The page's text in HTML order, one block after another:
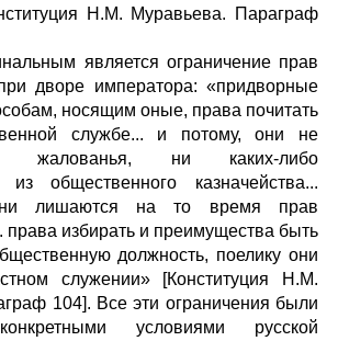
Н.М. Муравьева. Параграф
является ограничение прав
дворе императора: «придворные
носящим оные, права почитать
службе... и потому, они не
жалованья, ни каких-либо
из общественного казначейства...
лишаются на то время прав
права избирать и преимущества быть
должность, поелику они
служении» [Конституция Н.М.
104]. Все эти ограничения были
условиями русской